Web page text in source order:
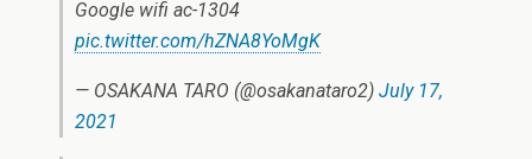
Google wifi ac-1304
pic.twitter.com/hZNA8YoMgK
— OSAKANA TARO (@osakanataro2) July 17,
2021